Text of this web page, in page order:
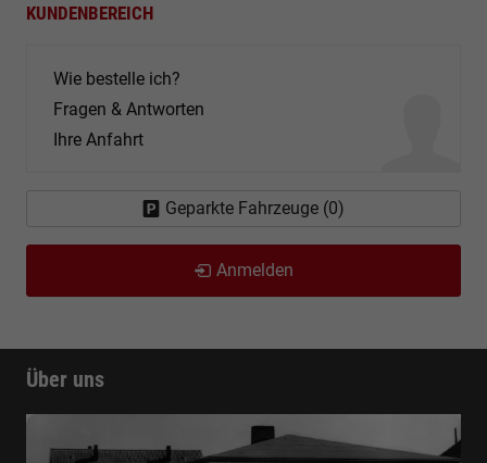
KUNDENBEREICH
Wie bestelle ich?
Fragen & Antworten
Ihre Anfahrt
Geparkte Fahrzeuge (0)
Anmelden
Über uns